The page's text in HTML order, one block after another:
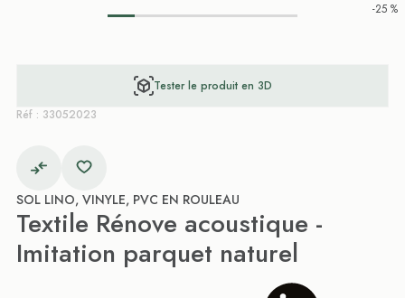
-25 %
Tester le produit en 3D
Réf : 33052023
SOL LINO, VINYLE, PVC EN ROULEAU
Textile Rénove acoustique -
Imitation parquet naturel